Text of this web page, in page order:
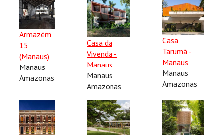
Armazém
15
(Manaus)
Manaus
Amazonas
Casa da
Vivenda -
Manaus
Manaus
Amazonas
Casa
Tarumã -
Manaus
Manaus
Amazonas